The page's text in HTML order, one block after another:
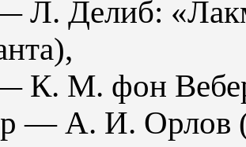
Л. Делиб:
К. М. фон
— А. И. Орлов